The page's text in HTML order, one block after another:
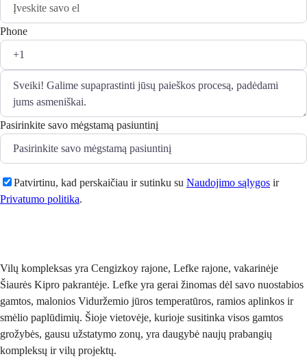
Phone
Pasirinkite savo mėgstamą pasiuntinį
Patvirtinu, kad perskaičiau ir sutinku su Naudojimo sąlygos ir
Privatumo politika.
Vilų kompleksas yra Cengizkoy rajone, Lefke rajone, vakarinėje
Šiaurės Kipro pakrantėje. Lefke yra gerai žinomas dėl savo nuostabios
gamtos, malonios Viduržemio jūros temperatūros, ramios aplinkos ir
smėlio paplūdimių. Šioje vietovėje, kurioje susitinka visos gamtos
grožybės, gausu užstatymo zonų, yra daugybė naujų prabangių
kompleksų ir vilų projektų.